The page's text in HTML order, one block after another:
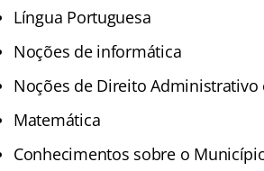
Língua Portuguesa
Noções de informática
Noções de Direito Administrativo
Matemática
Conhecimentos sobre o